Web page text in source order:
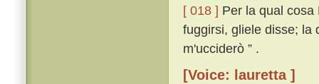
[ 018 ] Per la qual
fuggirsi, gliele disse; la
m'ucciderò ” .
[Voice: lauretta ]